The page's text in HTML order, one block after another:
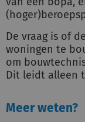
De vraag is of
woningen te
om
Dit leidt alleen
Meer weten?